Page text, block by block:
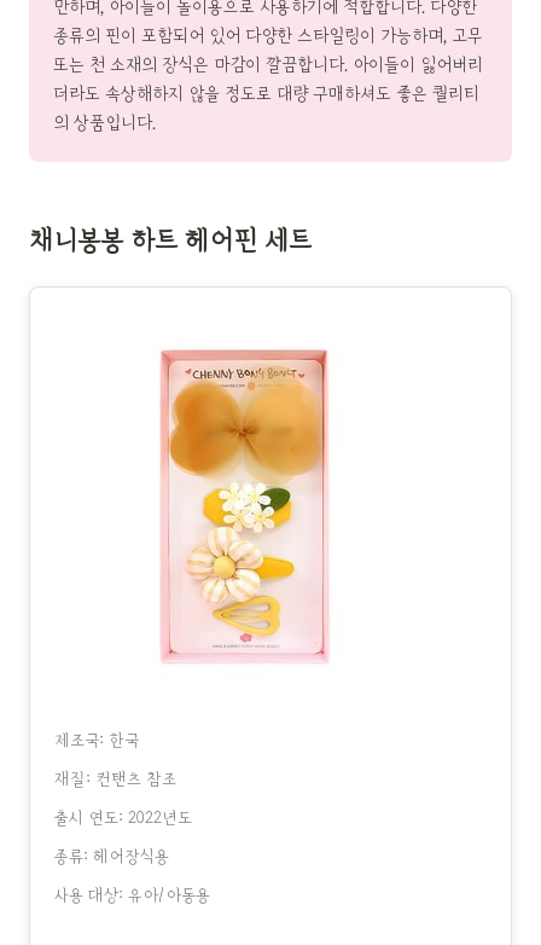
만하며, 아이들이 놀이용으로 사용하기에 적합합니다. 다양한
종류의 핀이 포함되어 있어 다양한 스타일링이 가능하며, 고무
또는 천 소재의 장식은 마감이 깔끔합니다. 아이들이 잃어버리
더라도 속상해하지 않을 정도로 대량 구매하셔도 좋은 퀄리티
의 상품입니다.
채니봉봉 하트 헤어핀 세트
제조국: 한국
재질: 컨탠츠 참조
출시 연도: 2022년도
종류: 헤어장식용
사용 대상: 유아/아동용